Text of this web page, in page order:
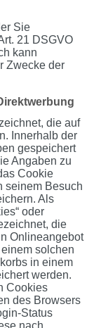
Sie
21 DSGVO
kann
Zwecke der
die auf
Innerhalb der
gespeichert
Angaben zu
Cookie
seinem Besuch
Als
oder
die
Onlineangebot
solchen
in einem
werden.
Cookies
des Browsers
Status
nach